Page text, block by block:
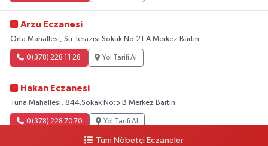
Arzu Eczanesi
Orta Mahallesi, Su Terazisi Sokak No:21 A Merkez Bartın
0 (378) 228 11 28 Yol Tarifi Al
Hakan Eczanesi
Tuna Mahallesi, 844.Sokak No:5 B Merkez Bartın
0 (378) 228 70 70 Yol Tarifi Al
Tüm Nöbetçi Eczaneler